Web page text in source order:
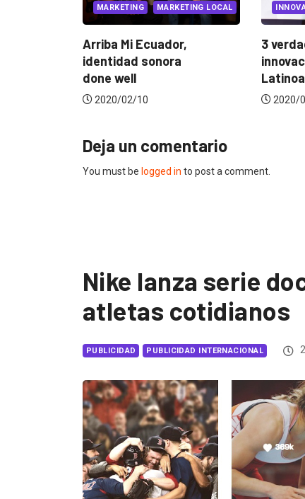
MARKETING LOCAL INNOVACIÓN REINVENTION
3 verdades sobre la
innovación empresarial en
Deja un comentario
You must be logged in to post a comment.
Nike lanza serie
atletas cotidianos
PUBLICIDAD PUBLICIDAD INTERNACIONAL